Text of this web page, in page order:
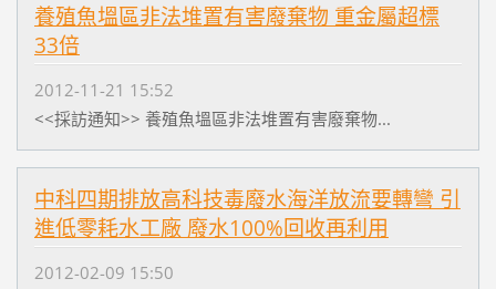
養殖魚塭區非法堆置有害廢棄物 重金屬超標
33倍
2012-11-21 15:52
<<採訪通知>> 養殖魚塭區非法堆置有害廢棄物...
中科四期排放高科技毒廢水海洋放流要轉彎 引
進低零耗水工廠 廢水100%回收再利用
2012-02-09 15:50